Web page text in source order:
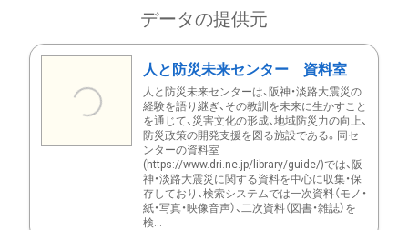
データの提供元
人と防災未来センター 資料室
人と防災未来センターは、阪神・淡路大震災の
経験を語り継ぎ、その教訓を未来に生かすこと
を通じて、災害文化の形成、地域防災力の向上、
防災政策の開発支援を図る施設である。同セ
ンターの資料室
(https://www.dri.ne.jp/library/guide/)では、阪
神・淡路大震災に関する資料を中心に収集・保
存しており、検索システムでは一次資料（モノ・
紙・写真・映像音声）、二次資料（図書・雑誌）を
検...